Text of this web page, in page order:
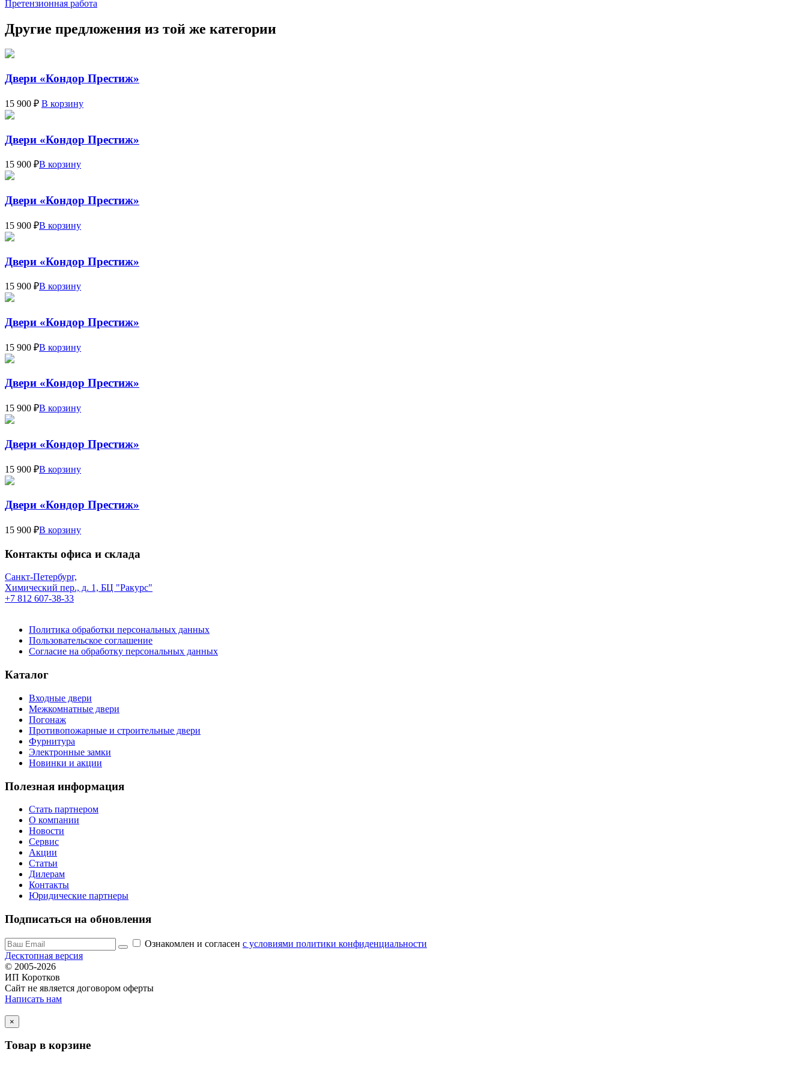
Претензионная работа
Другие предложения из той же категории
Двери «Кондор Престиж»
15 900 ₽ В корзину
Двери «Кондор Престиж»
15 900 ₽В корзину
Двери «Кондор Престиж»
15 900 ₽В корзину
Двери «Кондор Престиж»
15 900 ₽В корзину
Двери «Кондор Престиж»
15 900 ₽В корзину
Двери «Кондор Престиж»
15 900 ₽В корзину
Двери «Кондор Престиж»
15 900 ₽В корзину
Двери «Кондор Престиж»
15 900 ₽В корзину
Контакты офиса и склада
Санкт-Петербург,
Химический пер., д. 1, БЦ "Ракурс"
+7 812 607-38-33
Политика обработки персональных данных
Пользовательское соглашение
Согласие на обработку персональных данных
Каталог
Входные двери
Межкомнатные двери
Погонаж
Противопожарные и строительные двери
Фурнитура
Электронные замки
Новинки и акции
Полезная информация
Стать партнером
О компании
Новости
Сервис
Акции
Статьи
Дилерам
Контакты
Юридические партнеры
Подписаться на обновления
Ознакомлен и согласен c условиями политики конфиденциальности
Десктопная версия
© 2005-2026
ИП Коротков
Сайт не является договором оферты
Написать нам
×
Товар в корзине